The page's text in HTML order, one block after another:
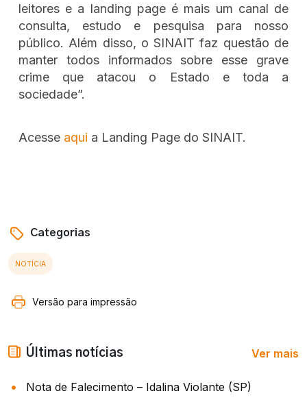
leitores e a landing page é mais um canal de
consulta, estudo e pesquisa para nosso
público. Além disso, o SINAIT faz questão de
manter todos informados sobre esse grave
crime que atacou o Estado e toda a
sociedade”.
Acesse aqui a Landing Page do SINAIT.
Categorias
NOTÍCIA
Versão para impressão
Últimas notícias Ver mais
Nota de Falecimento – Idalina Violante (SP)